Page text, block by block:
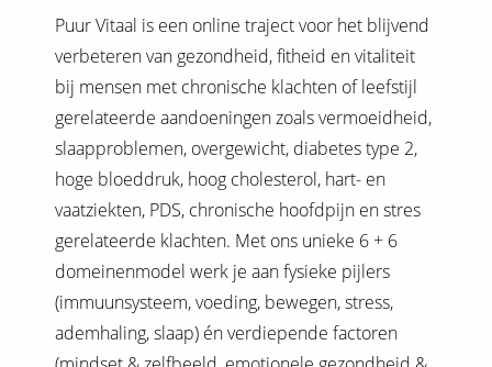
Puur Vitaal is een online traject voor het blijvend
verbeteren van gezondheid, fitheid en vitaliteit
bij mensen met chronische klachten of leefstijl
gerelateerde aandoeningen zoals vermoeidheid,
slaapproblemen, overgewicht, diabetes type 2,
hoge bloeddruk, hoog cholesterol, hart- en
vaatziekten, PDS, chronische hoofdpijn en stres
gerelateerde klachten. Met ons unieke 6 + 6
domeinenmodel werk je aan fysieke pijlers
(immuunsysteem, voeding, bewegen, stress,
ademhaling, slaap) én verdiepende factoren